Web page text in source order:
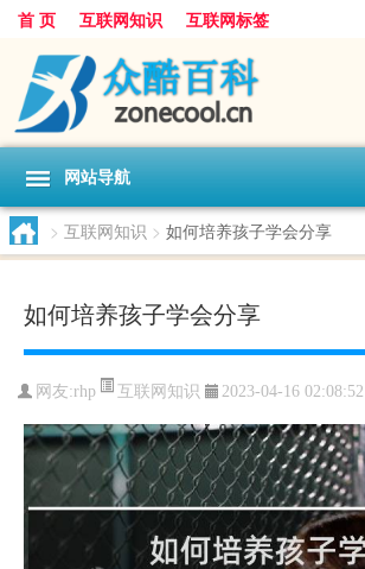
首 页 互联网知识 互联网标签
网站导航
> 互联网知识 > 如何培养孩子学会分享
如何培养孩子学会分享
网友:rhp 互联网知识 2023-04-16 02:08:52